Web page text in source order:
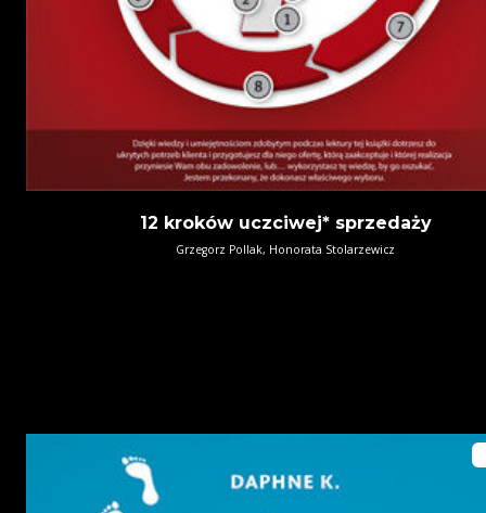
12 kroków uczciwej* sprzedaży
Grzegorz Pollak, Honorata Stolarzewicz